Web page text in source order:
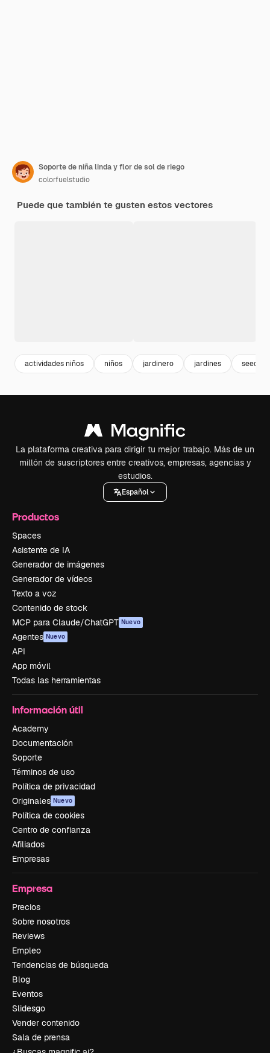
Soporte de niña linda y flor de sol de riego
colorfuelstudio
Puede que también te gusten estos vectores
actividades niños niños jardinero jardines seed
La plataforma creativa para dirigir tu mejor trabajo. Más de un
millón de suscriptores entre creativos, empresas, agencias y
estudios.
Español
Productos
Spaces
Asistente de IA
Generador de imágenes
Generador de vídeos
Texto a voz
Contenido de stock
MCP para Claude/ChatGPT Nuevo
Agentes Nuevo
API
App móvil
Todas las herramientas
Información útil
Academy
Documentación
Soporte
Términos de uso
Política de privacidad
Originales Nuevo
Política de cookies
Centro de confianza
Afiliados
Empresas
Empresa
Precios
Sobre nosotros
Reviews
Empleo
Tendencias de búsqueda
Blog
Eventos
Slidesgo
Vender contenido
Sala de prensa